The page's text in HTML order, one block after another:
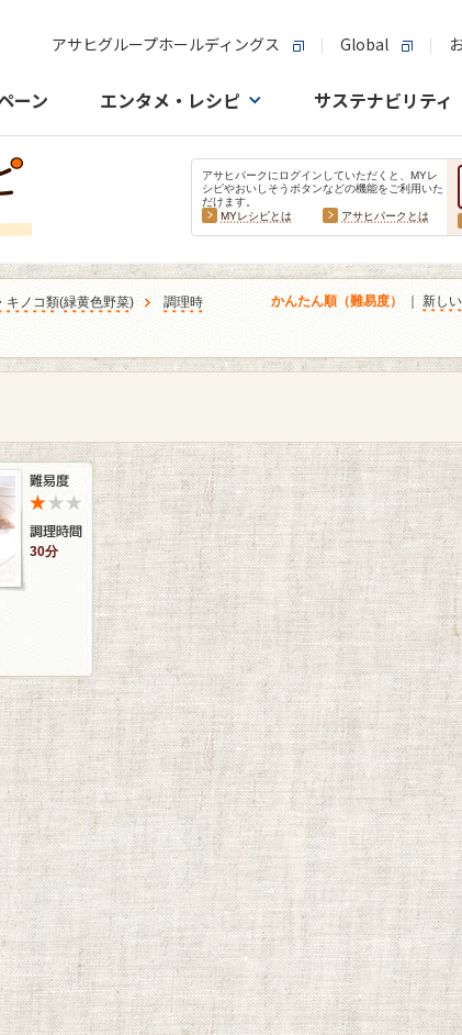
アサヒグループホールディングス Global
ーン エンタメ・レシピ サステナビリティ
アサヒパークにログインしていただくと、MYレ
シピやおいしそうボタンなどの機能をご利用いた
だけます。
MYレシピとは
アサヒパークとは
キノコ類(緑黄色野菜)
調理時
かんたん順（難易度） 新し
30分